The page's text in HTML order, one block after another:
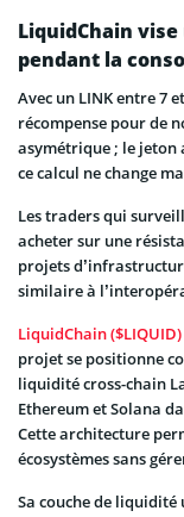
LiquidChain
pendant la
Avec un LINK entre 7
récompense pour de
asymétrique ; le jeton
ce calcul ne change
Les traders qui
acheter sur une
projets
similaire à
LiquidChain ($LIQUID)
projet se positionne
liquidité cross-chain
Ethereum et Solana
Cette architecture
écosystèmes sans
Sa couche de